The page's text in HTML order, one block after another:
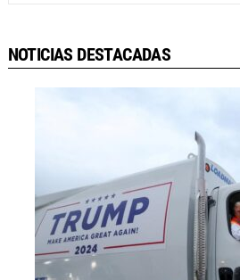
NOTICIAS DESTACADAS